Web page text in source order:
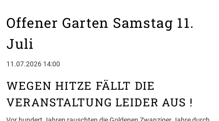
Offener Garten Samstag 11.
Juli
11.07.2026 14:00
WEGEN HITZE FÄLLT DIE
VERANSTALTUNG LEIDER AUS !